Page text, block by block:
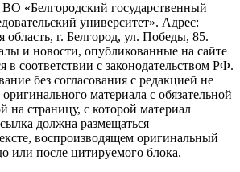
«Белгородский государственный
университет». Адрес:
область, г. Белгород, ул. Победы, 85.
и новости, опубликованные на сайте
в соответствии с законодательством РФ.
без согласования с редакцией не
материала с обязательной
на страницу, с которой материал
должна размещаться
воспроизводящем оригинальный
или после цитируемого блока.